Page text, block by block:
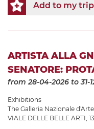
Add to my trip
ARTISTA ALLA
SENATORE:
from 28-04-2026 to 31-
Exhibitions
The Galleria Nazionale
VIALE DELLE BELLE ARTI,